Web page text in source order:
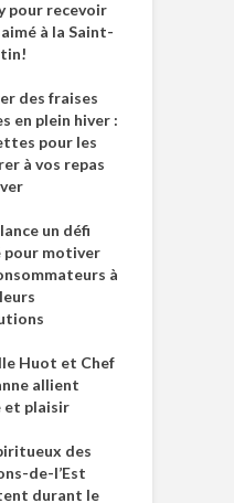
pour recevoir
aimé à la Saint-
des fraises
en plein hiver :
pour les
à vos repas
un défi
pour motiver
à
Huot et Chef
allient
et plaisir
des
de-l’Est
durant le